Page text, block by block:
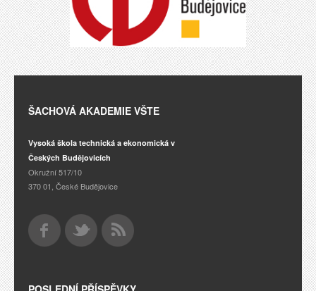
ŠACHOVÁ AKADEMIE VŠTE
Vysoká škola technická a ekonomická v
Českých Budějovicích
Okružní 517/10
370 01, České Budějovice